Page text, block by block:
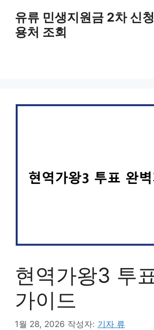
유류 민생지원금 2차 신
용처 조회
현역가왕3 투
가이드
1월 28, 2026 작성자: 기자 류